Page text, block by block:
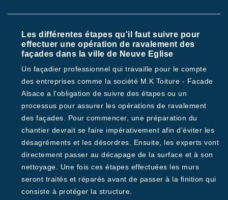
Les différentes étapes qu'il faut suivre pour
effectuer une opération de ravalement des
façades dans la ville de Neuve Eglise
Un façadier professionnel qui travaille pour le compte
des entreprises comme la société M.K Toiture - Facade
Alsace a l'obligation de suivre des étapes ou un
processus pour assurer les opérations de ravalement
des façades. Pour commencer, une préparation du
chantier devrait se faire impérativement afin d'éviter les
désagréments et les désordres. Ensuite, les experts vont
directement passer au décapage de la surface et à son
nettoyage. Une fois ces étapes effectuées les murs
seront traités et réparés avant de passer à la finition qui
consiste à protéger la structure.